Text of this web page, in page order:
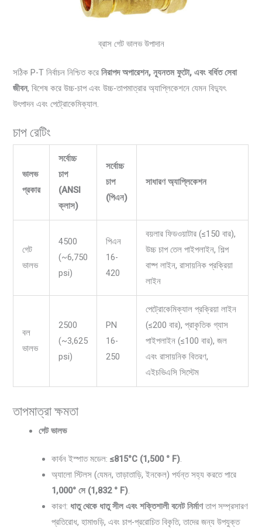
ব্রাস গেট ভালভ উপাদান
সঠিক P-T নির্বাচন নিশ্চিত করেনিরাপদ অপারেশন, ন্যূনতম ফুটো, এবং বর্ধিত সেবা
জীবন, বিশেষ করে উচ্চ-চাপ এবং উচ্চ-তাপমাত্রার অ্যাপ্লিকেশনে যেমন বিদ্যুৎ
উৎপাদন এবং পেট্রোকেমিক্যাল.
চাপ রেটিং
ভালভ
প্রকার
সর্বোচ্চ
চাপ
(ANSI
ক্লাস)
সর্বোচ্চ
চাপ
(পিএন)
সাধারণ অ্যাপ্লিকেশন
গেট
ভালভ
4500
(~6,750
psi)
পিএন
16-
420
বয়লার ফিডওয়াটার (≤150 বার),
উচ্চ চাপ তেল পাইপলাইন, শিল্প
বাষ্প লাইন, রাসায়নিক প্রক্রিয়া
লাইন
বল
ভালভ
2500
(~3,625
psi)
PN
16-
250
পেট্রোকেমিক্যাল প্রক্রিয়া লাইন
(≤200 বার), প্রাকৃতিক গ্যাস
পাইপলাইন (≤100 বার), জল
এবং রাসায়নিক বিতরণ,
এইচভিএসি সিস্টেম
তাপমাত্রা ক্ষমতা
গেট ভালভ
কার্বন ইস্পাত মডেল:≤815°C (1,500 ° F).
অ্যালো স্টিলস (যেমন, তাড়াতাড়ি, ইনকেল) পর্যন্ত সহ্য করতে পারে
1,000° সে (1,832 ° F).
কারণ:ধাতু থেকে ধাতু সীল এবং শক্তিশালী বনেট নির্মাণতাপ সম্প্রসারণ
প্রতিরোধ, হামাগুড়ি, এবং চাপ-প্ররোচিত বিকৃতি, তাদের জন্য উপযুক্ত